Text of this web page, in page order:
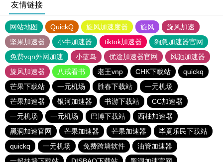
友情链接
网站地图 QuickQ 旋风加速度器 旋风
旋风加速
坚果加速器
小牛加速器 tiktok加速器
狗急加速器官网
免费vqn外网加速
小蓝鸟 优途加速器官网
风驰加速器
旋风加速器
八戒看书 老王vnp CHK下载站
quickq
芒果下载站
一元机场 胜春下载站
一元机场
芒果加速器
银河加速器 书游下载站
CC加速器
一元机场
一元机场 巴博下载站
西柚加速器
黑洞加速官网
芒果加速器 芒果加速器
毕竟乐民下载站
quickq
一元机场 免费跨墙软件
油管加速器